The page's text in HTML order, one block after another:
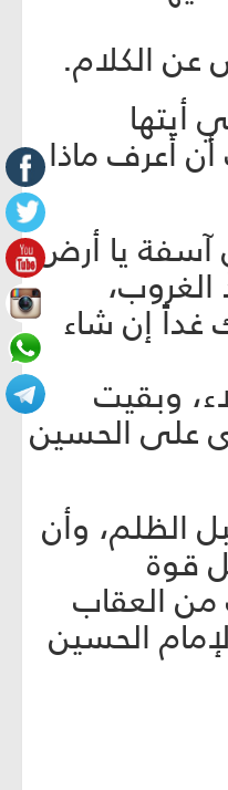
الكلام.
أيتها
أعرف ماذا
يا أرض
الغروب،
غداً إن شاء
وبقيت
على الحسين
الظلم، وأن
قوة
من العقاب
الحسين